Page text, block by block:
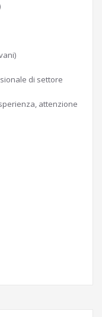
di settore
attenzione